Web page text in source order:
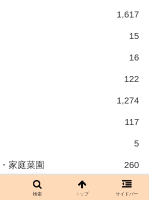
1,617
15
16
122
1,274
117
5
家庭菜園 260
865
検索 トップ サイドバー